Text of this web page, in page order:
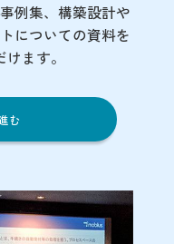
例集、 構築設計や
についての資料を
ます。
む